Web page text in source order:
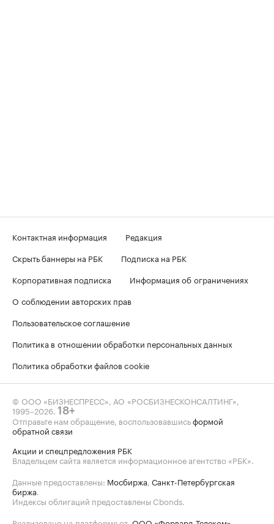
Контактная информация
Редакция
Скрыть баннеры на РБК
Подписка на РБК
Корпоративная подписка
Информация об ограничениях
О соблюдении авторских прав
Пользовательское соглашение
Политика в отношении обработки персональных данных
Политика обработки файлов cookie
© ООО «БИЗНЕСПРЕСС», АО «РОСБИЗНЕСКОНСАЛТИНГ»,
1995–2026. 18+
Отправьте нам обращение, воспользовавшисьформой
обратной связи
Акции и спецпредложения РБК
Владельцем сайта является информационное агентство «РБК».
Данные предоставлены: Мосбиржа, Санкт-Петербургская
биржа.
Индексы облигаций предоставлены Cbonds.